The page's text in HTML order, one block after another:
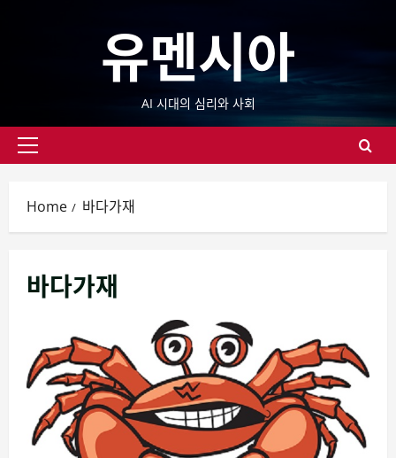
유멘시아
AI 시대의 심리와 사회
Primary
Home 바다가재
바다가재